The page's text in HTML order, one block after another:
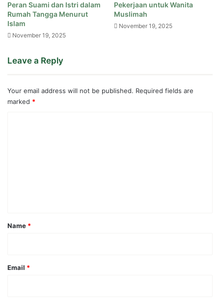
Peran Suami dan Istri dalam
Rumah Tangga Menurut
Islam
November 19, 2025
Pekerjaan untuk Wanita
Muslimah
November 19, 2025
Leave a Reply
Your email address will not be published. Required fields are
marked *
*
Name *
Email *